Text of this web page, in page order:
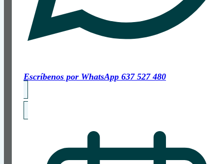
Escríbenos por WhatsApp 637 527 480